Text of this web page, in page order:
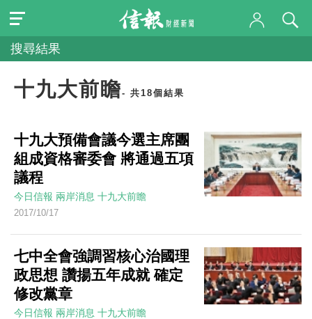
搜尋結果
十九大前瞻- 共18個結果
十九大預備會議今選主席團
組成資格審委會 將通過五項
議程
今日信報 兩岸消息 十九大前瞻
2017/10/17
七中全會強調習核心治國理
政思想 讚揚五年成就 確定
修改黨章
今日信報 兩岸消息 十九大前瞻